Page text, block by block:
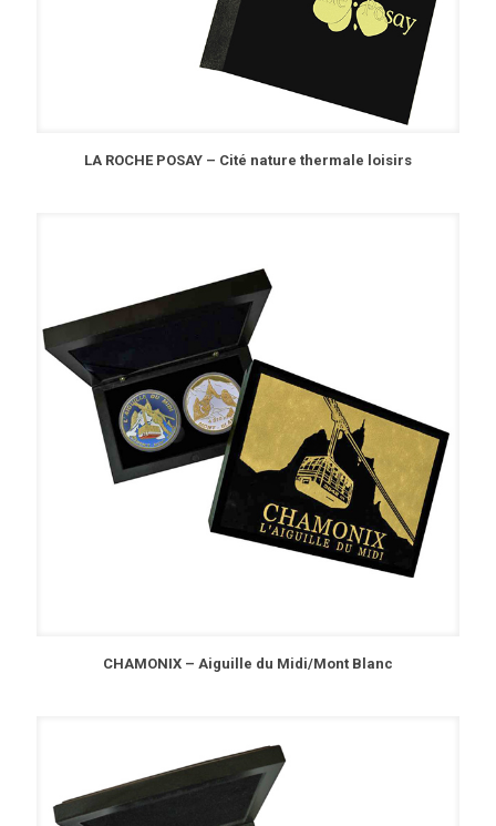
LA ROCHE POSAY – Cité nature thermale loisirs
CHAMONIX – Aiguille du Midi/Mont Blanc